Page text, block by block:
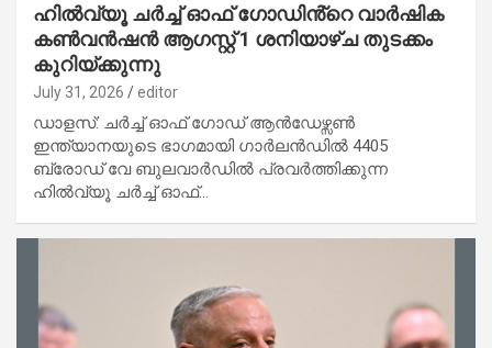
ഹിൽവ്യൂ ചർച്ച് ഓഫ് ഗോഡിൻ്റെ വാർഷിക
കൺവൻഷൻ ആഗസ്റ്റ് 1 ശനിയാഴ്ച തുടക്കം
കുറിയ്ക്കുന്നു
July 31, 2026 editor
ഡാളസ്: ചർച്ച് ഓഫ് ഗോഡ് ആൻഡേഴ്സൺ
ഇന്ത്യാനയുടെ ഭാഗമായി ഗാർലൻഡിൽ 4405
ബ്രോഡ് വേ ബുലവാർഡിൽ പ്രവർത്തിക്കുന്ന
ഹിൽവ്യൂ ചർച്ച് ഓഫ്…